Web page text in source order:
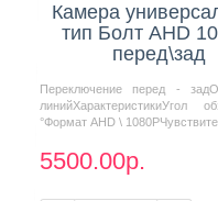
Камера
тип Болт AHD
перед\зад
Переключение перед -
линийХарактеристикиУгол
°Формат AHD \
5500.00р.